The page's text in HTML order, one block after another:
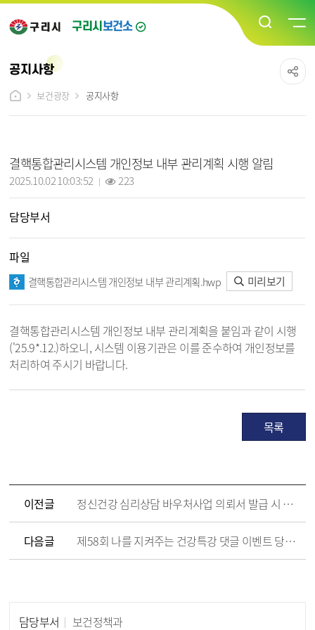
구리시 보건소
공지사항
보건광장
공지사항
결핵통합관리시스템 개인정보 내부 관리계획 시행 알림
2025.10.02 10:03:52 223
담당부서
파일
결핵통합관리시스템 개인정보 내부 관리계획.hwp 미리보기
결핵통합관리시스템 개인정보 내부 관리계획을 붙임과 같이 시행
('25.9*.12.)하오니, 시스템 이용기관은 이를 준수하여 개인정보를
처리하여 주시기 바랍니다.
목록
이전글 정신건강 심리상담 바우처사업 의뢰서 발급 시 사전 심리검사 필수 안내
다음글 제58회 나를 지켜주는 건강특강 댓글 이벤트 당첨자 발표('26년 1월)
담당부서 보건정책과